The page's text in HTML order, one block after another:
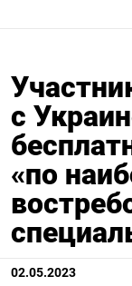
с
«по
02.05.2023